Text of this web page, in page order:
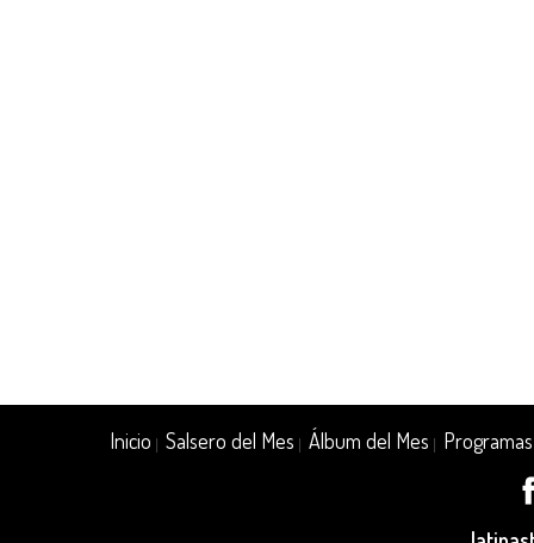
Inicio |Salsero del Mes |Álbum del Mes Programas